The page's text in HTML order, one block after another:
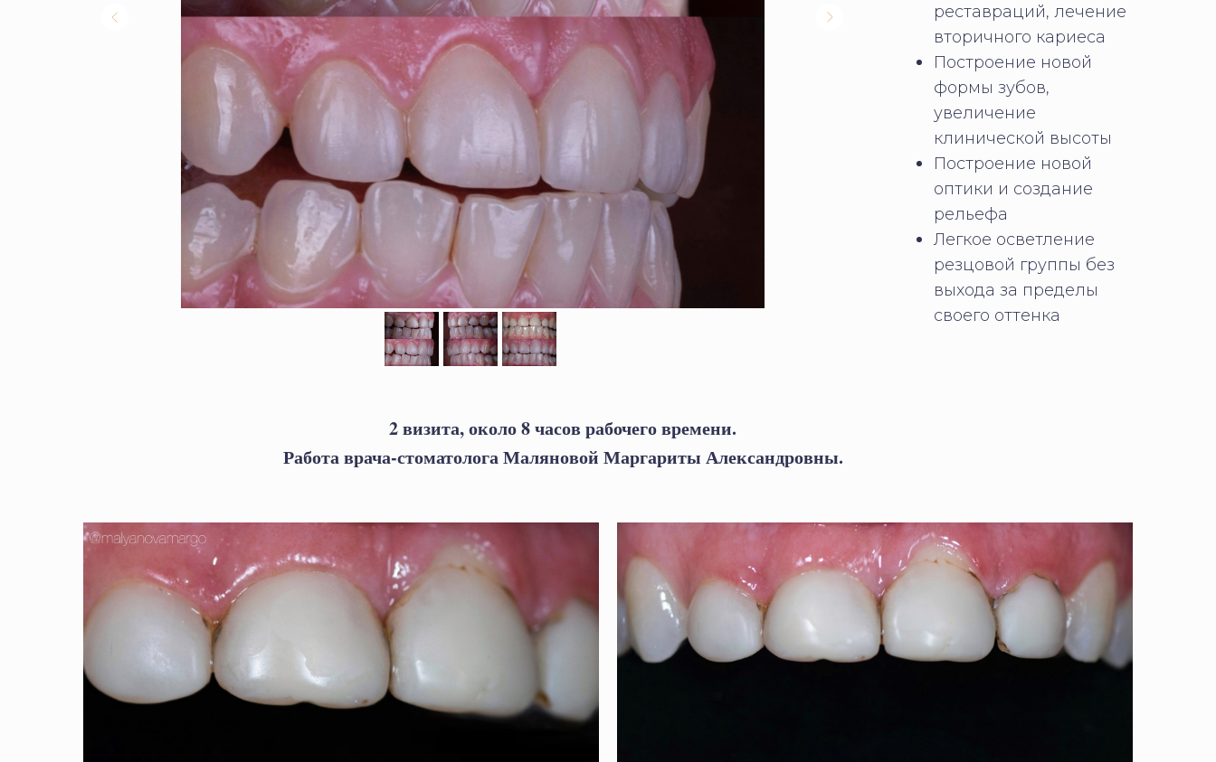
реставраций, лечение
вторичного кариеса
Построение новой
формы зубов,
увеличение
клинической высоты
Построение новой
оптики и создание
рельефа
Легкое осветление
резцовой группы без
выхода за пределы
своего оттенка
2 визита, около 8 часов рабочего времени.
Работа врача-стоматолога Маляновой Маргариты Александровны.